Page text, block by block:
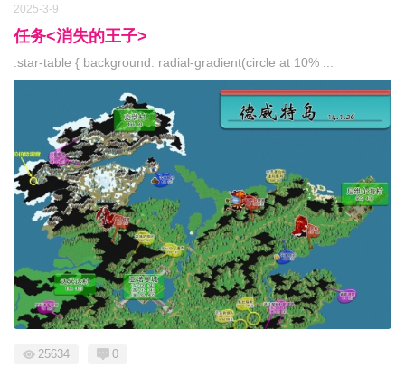
2025-3-9
任务<消失的王子>
.star-table { background: radial-gradient(circle at 10% ...
25634 0